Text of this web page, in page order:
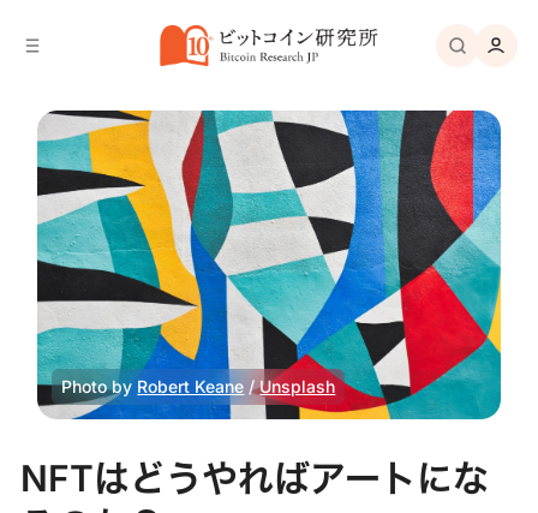
Photo by Robert Keane / Unsplash
NFTはどうやればアートにな